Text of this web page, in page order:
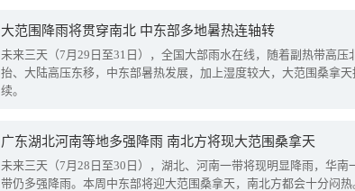
大范围降雨将贯穿南北 中东部多地暑热连轴转
未来三天（7月29日至31日），全国大部雨水在线，随着副热带高压
抬、大陆高压东移，中东部暑热发展，加上湿度较大，大范围桑拿天
续。
广东湖北河南等地多强降雨 南北方将现大范围桑拿天
未来三天（7月28日至30日），湖北、河南一带将现明显降雨，华南
带仍多强降雨。本周中东部将迎大范围桑拿天，南北方都会十分闷热